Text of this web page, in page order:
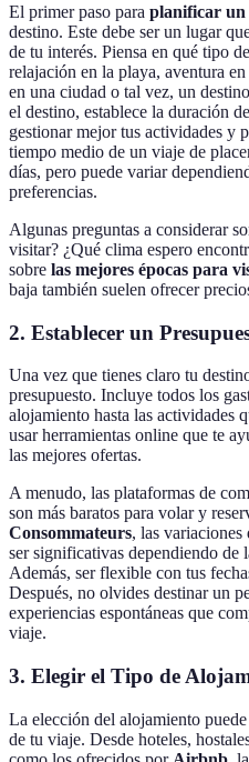
El primer paso para planificar un
destino. Este debe ser un lugar
de tu interés. Piensa en qué tipo
relajación en la playa, aventura
en una ciudad o tal vez, un
el destino, establece la duración
gestionar mejor tus actividades y
tiempo medio de un viaje de
días, pero puede variar
preferencias.
Algunas preguntas a considerar
visitar? ¿Qué clima espero
sobre las mejores épocas para
baja también suelen ofrecer
2. Establecer un
Una vez que tienes claro tu
presupuesto. Incluye todos los
alojamiento hasta las actividades
usar herramientas online que te
las mejores ofertas.
A menudo, las plataformas de
son más baratos para volar y
Consommateurs, las variaciones
ser significativas dependiendo de
Además, ser flexible con tus
Después, no olvides destinar un
experiencias espontáneas que
viaje.
3. Elegir el Tipo de
La elección del alojamiento
de tu viaje. Desde hoteles,